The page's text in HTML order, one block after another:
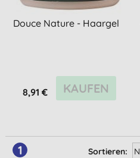
Douce Nature - Haargel
8,91 € KAUFEN
1 Sortieren: